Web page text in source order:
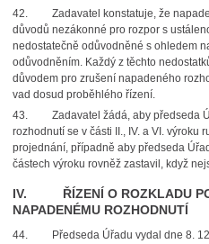
42.
Zadavatel konstatuje, že
důvodů nezákonné pro rozpor s
nedostatečně odůvodněné s ohledem
odůvodněním. Každý z těchto
důvodem pro zrušení napadeného
vad dosud proběhlého řízení.
43.
Zadavatel žádá, aby předseda
rozhodnutí se v části II., IV. a VI. výroku
projednání, případně aby předseda
částech výroku rovněž zastavil, když
IV. ŘÍZENÍ O ROZKLADU
NAPADENÉMU ROZHODNUTÍ
44.
Předseda Úřadu vydal dne 8.